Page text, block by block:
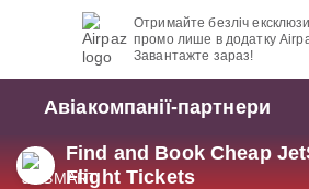
Отримайте безліч
промо лише в додатку
Завантажте зараз!
Авіакомпанії-партнери
Find and Book Cheap
Flight Tickets